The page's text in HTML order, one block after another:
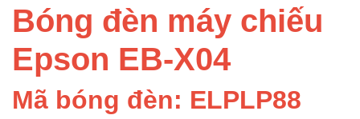
Bóng đèn máy chiếu
Epson EB-X04
Mã bóng đèn: ELPLP88